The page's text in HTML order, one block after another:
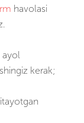
havolasi
ayol
kerak;